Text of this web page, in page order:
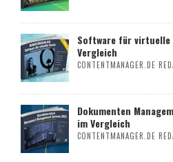
Software für virtuelle
Vergleich
CONTENTMANAGER.DE
Dokumenten
im Vergleich
CONTENTMANAGER.DE